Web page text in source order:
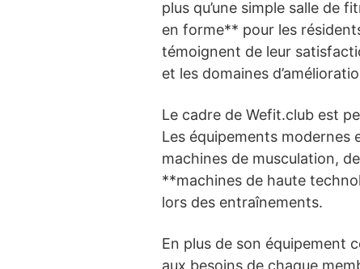
plus qu’une simple salle de
en forme** pour les
témoignent de leur
et les domaines
Le cadre de Wefit.club est
Les équipements modernes
machines de musculation,
**machines de haute
lors des entraînements.
En plus de son équipement
aux besoins de chaque